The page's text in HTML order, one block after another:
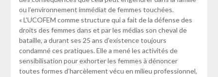
ou l’environnement immédiat de femmes touchées.
« L’UCOFEM comme structure qui a fait de la défense des
droits des femmes dans et par les médias son cheval de
bataille, a durant ses 25 ans d’existence toujours
condamné ces pratiques. Elle a mené les activités de
sensibilisation pour exhorter les femmes à dénoncer
toutes formes d’harcèlement vécu en milieu professionnel,